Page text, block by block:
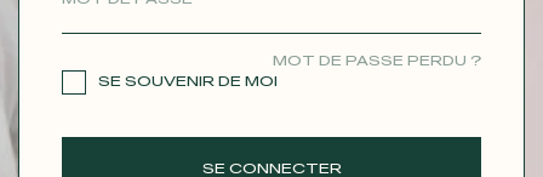
MOT DE PASSE PERDU ?
SE SOUVENIR DE MOI
SE CONNECTER